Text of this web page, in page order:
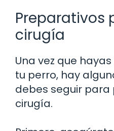
Preparativos
cirugía
Una vez que
tu perro, hay
debes seguir
cirugía.